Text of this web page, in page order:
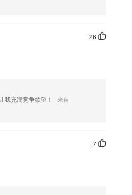
26
我充满竞争欲望！
来自
7